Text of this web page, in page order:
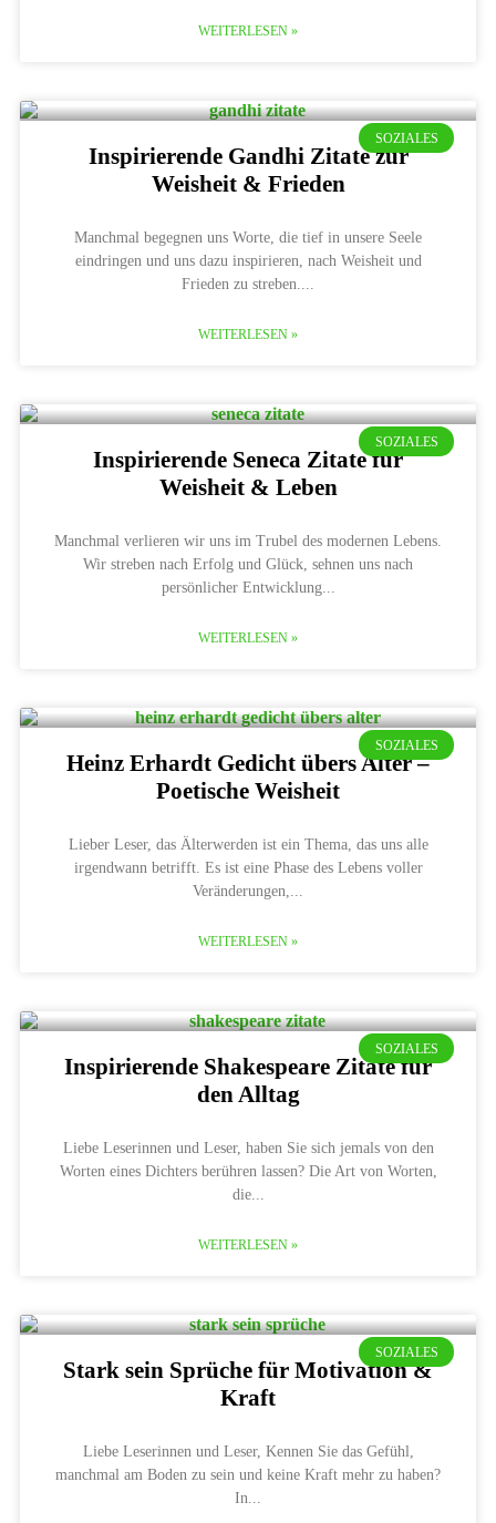
WEITERLESEN »
SOZIALES
Inspirierende Gandhi Zitate zur
Weisheit & Frieden
Manchmal begegnen uns Worte, die tief in unsere Seele
eindringen und uns dazu inspirieren, nach Weisheit und
Frieden zu streben.
WEITERLESEN »
SOZIALES
Inspirierende Seneca Zitate für
Weisheit & Leben
Manchmal verlieren wir uns im Trubel des modernen Lebens.
Wir streben nach Erfolg und Glück, sehnen uns nach
persönlicher Entwicklung
WEITERLESEN »
SOZIALES
Heinz Erhardt Gedicht übers Alter –
Poetische Weisheit
Lieber Leser, das Älterwerden ist ein Thema, das uns alle
irgendwann betrifft. Es ist eine Phase des Lebens voller
Veränderungen,
WEITERLESEN »
SOZIALES
Inspirierende Shakespeare Zitate für
den Alltag
Liebe Leserinnen und Leser, haben Sie sich jemals von den
Worten eines Dichters berühren lassen? Die Art von Worten,
die
WEITERLESEN »
SOZIALES
Stark sein Sprüche für Motivation &
Kraft
Liebe Leserinnen und Leser, Kennen Sie das Gefühl,
manchmal am Boden zu sein und keine Kraft mehr zu haben?
In